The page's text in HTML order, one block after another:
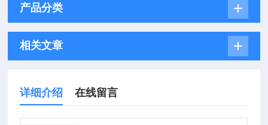
产品分类
相关文章
详细介绍 在线留言